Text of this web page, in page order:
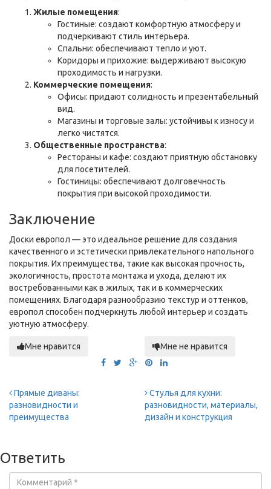
Жилые помещения:
Гостиные: создают комфортную атмосферу и
подчеркивают стиль интерьера.
Спальни: обеспечивают тепло и уют.
Коридоры и прихожие: выдерживают высокую
проходимость и нагрузки.
Коммерческие помещения:
Офисы: придают солидность и презентабельный
вид.
Магазины и торговые залы: устойчивы к износу и
легко чистятся.
Общественные пространства:
Рестораны и кафе: создают приятную обстановку
для посетителей.
Гостиницы: обеспечивают долговечность
покрытия при высокой проходимости.
Заключение
Доски европол — это идеальное решение для создания
качественного и эстетически привлекательного напольного
покрытия. Их преимущества, такие как высокая прочность,
экологичность, простота монтажа и ухода, делают их
востребованными как в жилых, так и в коммерческих
помещениях. Благодаря разнообразию текстур и оттенков,
европол способен подчеркнуть любой интерьер и создать
уютную атмосферу.
Мне нравится Мне не нравится
Прямые диваны:
разновидности и
преимущества
Стулья для кухни:
разновидности, материалы,
дизайн и конструкция
Ответить